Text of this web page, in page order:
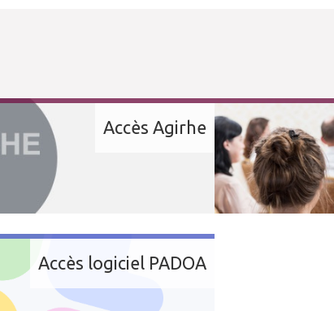
Accès Agirhe
Accès logiciel PADOA